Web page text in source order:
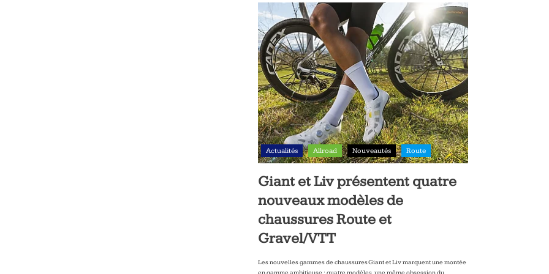
Actualités Allroad Nouveautés Route
Giant et Liv présentent quatre
nouveaux modèles de
chaussures Route et
Gravel/VTT
Les nouvelles gammes de chaussures Giant et Liv marquent une montée